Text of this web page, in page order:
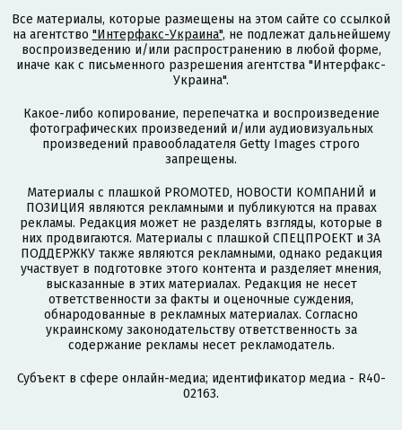
Все материалы, которые размещены на этом сайте со ссылкой
на агентство "Интерфакс-Украина", не подлежат дальнейшему
воспроизведению и/или распространению в любой форме,
иначе как с письменного разрешения агентства "Интерфакс-
Украина".
Какое-либо копирование, перепечатка и воспроизведение
фотографических произведений и/или аудиовизуальных
произведений правообладателя Getty Images строго
запрещены.
Материалы с плашкой PROMOTED, НОВОСТИ КОМПАНИЙ и
ПОЗИЦИЯ являются рекламными и публикуются на правах
рекламы. Редакция может не разделять взгляды, которые в
них продвигаются. Материалы с плашкой СПЕЦПРОЕКТ и ЗА
ПОДДЕРЖКУ также являются рекламными, однако редакция
участвует в подготовке этого контента и разделяет мнения,
высказанные в этих материалах. Редакция не несет
ответственности за факты и оценочные суждения,
обнародованные в рекламных материалах. Согласно
украинскому законодательству ответственность за
содержание рекламы несет рекламодатель.
Субъект в сфере онлайн-медиа; идентификатор медиа - R40-
02163.